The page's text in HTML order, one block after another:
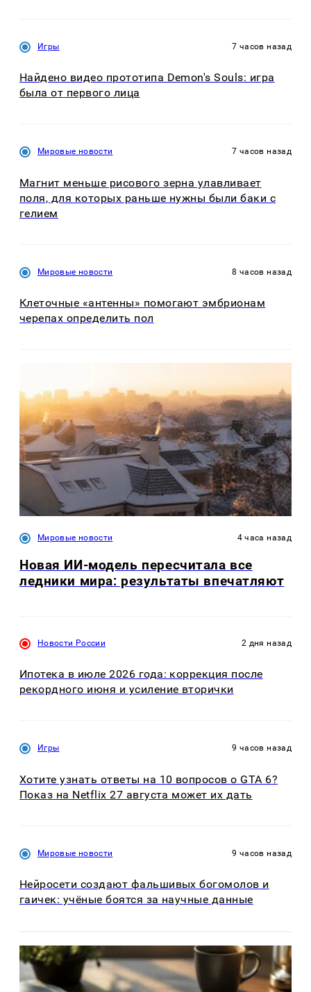
Игры 7 часов назад
Найдено видео прототипа Demon's Souls: игра
была от первого лица
Мировые новости 7 часов назад
Магнит меньше рисового зерна улавливает
поля, для которых раньше нужны были баки с
гелием
Мировые новости 8 часов назад
Клеточные «антенны» помогают эмбрионам
черепах определить пол
Мировые новости 4 часа назад
Новая ИИ-модель пересчитала все
ледники мира: результаты впечатляют
Новости России 2 дня назад
Ипотека в июле 2026 года: коррекция после
рекордного июня и усиление вторички
Игры 9 часов назад
Хотите узнать ответы на 10 вопросов о GTA 6?
Показ на Netflix 27 августа может их дать
Мировые новости 9 часов назад
Нейросети создают фальшивых богомолов и
гаичек: учёные боятся за научные данные